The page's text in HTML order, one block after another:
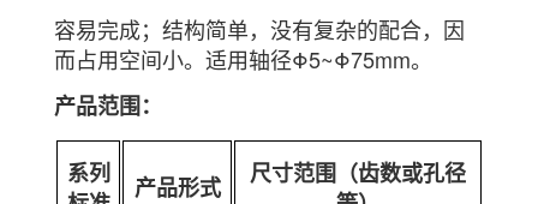
容易完成；结构简单，没有复杂的配合，因
而占用空间小。适用轴径Φ5~Φ75mm。
产品范围：
系列
产品形式
尺寸范围（齿数或孔径